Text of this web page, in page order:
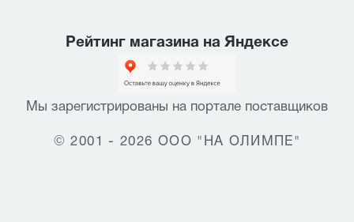
Рейтинг магазина на Яндексе
Мы зарегистрированы на портале поставщиков
© 2001 - 2026 ООО "НА ОЛИМПЕ"